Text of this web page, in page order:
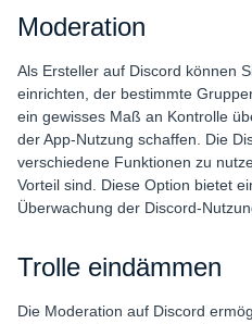
Moderation
Als Ersteller auf Discord können
einrichten, der bestimmte
ein gewisses Maß an Kontrolle
der App-Nutzung schaffen. Die
verschiedene Funktionen zu
Vorteil sind. Diese Option bietet
Überwachung der Discord-
Trolle eindämmen
Die Moderation auf Discord